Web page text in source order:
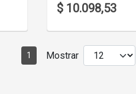
$ 10.098,53
1 Mostrar